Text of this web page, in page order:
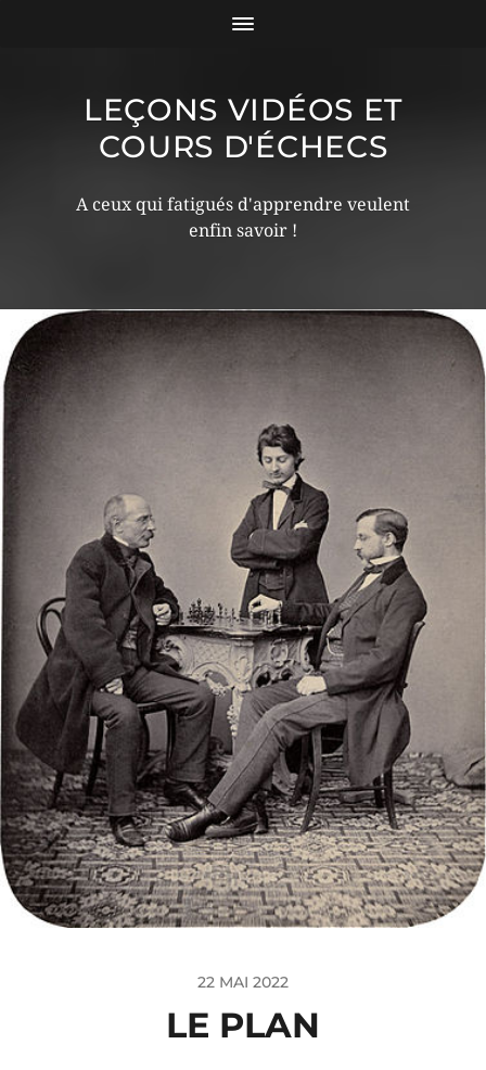
LEÇONS VIDÉOS ET
COURS D'ÉCHECS
A ceux qui fatigués d'apprendre veulent
enfin savoir !
22 MAI 2022
LE PLAN